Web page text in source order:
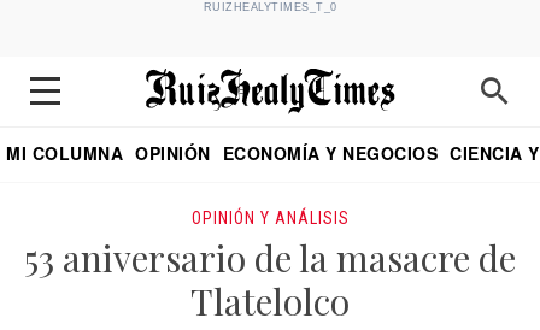
RUIZHEALYTIMES_T_0
MI COLUMNA OPINIÓN ECONOMÍA Y NEGOCIOS CIENCIA
OPINIÓN Y ANÁLISIS
53 aniversario de la masacre de
Tlatelolco